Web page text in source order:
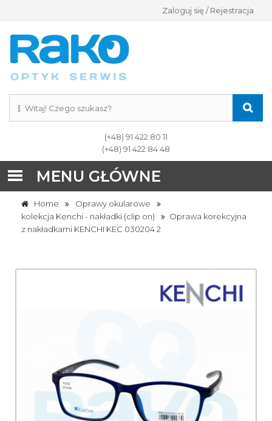
Zaloguj się / Rejestracja
(+48) 91 422 80 11
(+48) 91 422 84 48
MENU GŁÓWNE
Home
Oprawy okularowe
kolekcja Kenchi - nakładki (clip on)
Oprawa korekcyjna
z nakładkami KENCHI KEC 030204 2